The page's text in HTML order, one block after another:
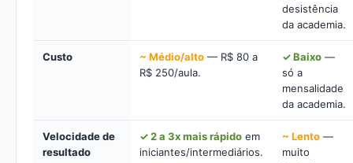
desistência
da academia.
Custo ~ Médio/alto — R$ 80 a
R$ 250/aula.
✓ Baixo —
só a
mensalidade
da academia.
Velocidade de
resultado
✓ 2 a 3x mais rápido em
iniciantes/intermediários.
~ Lento —
muito